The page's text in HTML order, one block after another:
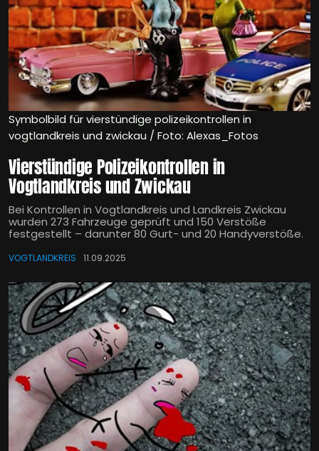
Symbolbild für vierstündige polizeikontrollen in
vogtlandkreis und zwickau / Foto: Alexas_Fotos
Vierstündige Polizeikontrollen in
Vogtlandkreis und Zwickau
Bei Kontrollen in Vogtlandkreis und Landkreis Zwickau
wurden 273 Fahrzeuge geprüft und 150 Verstöße
festgestellt – darunter 80 Gurt- und 20 Handyverstöße.
VOGTLANDKREIS 11.09.2025